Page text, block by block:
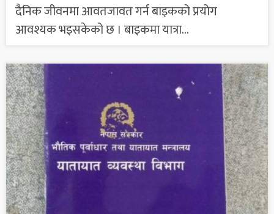
दैनिक जीवनमा आवतजावत गर्न बाइकको प्रयोग
आवश्यक भइसकेको छ । बाइकमा यात्रा...